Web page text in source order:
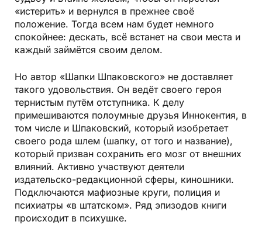
«истерить» и вернулся в прежнее своё
положение. Тогда всем нам будет немного
спокойнее: дескать, всё встанет на свои места и
каждый займётся своим делом.
Но автор «Шапки Шпаковского» не доставляет
такого удовольствия. Он ведёт своего героя
тернистым путём отступника. К делу
примешиваются полоумные друзья Иннокентия, в
том числе и Шпаковский, который изобретает
своего рода шлем (шапку, от того и название),
который призван сохранить его мозг от внешних
влияний. Активно участвуют деятели
издательско-редакционной сферы, киношники.
Подключаются мафиозные круги, полиция и
психиатры «в штатском». Ряд эпизодов книги
происходит в психушке.